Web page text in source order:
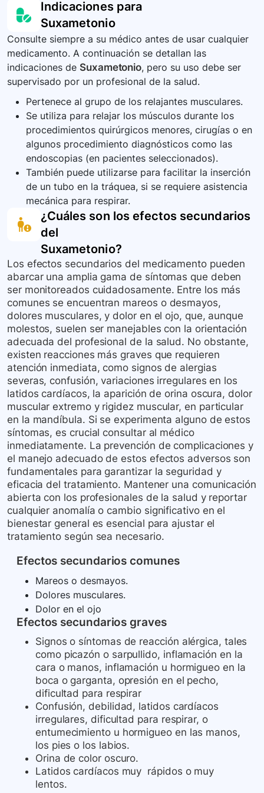
situación.
los medicamentos, vitaminas y suplementos que
esté tomando, ya que pueden interactuar con el
suxametonio. Su médico puede necesitar
ajustar las dosis de sus medicamentos para
evitar efectos secundarios.
Indicaciones para
Suxametonio
Consulte siempre a su médico antes de usar cualquier
medicamento. A continuación se detallan las
indicaciones de Suxametonio, pero su uso debe ser
supervisado por un profesional de la salud.
Pertenece al grupo de los relajantes musculares.
Se utiliza para relajar los músculos durante los
procedimientos quirúrgicos menores, cirugías o en
algunos procedimiento diagnósticos como las
endoscopias (en pacientes seleccionados).
También puede utilizarse para facilitar la inserción
de un tubo en la tráquea, si se requiere asistencia
mecánica para respirar.
¿Cuáles son los efectos secundarios
del
Suxametonio?
Los efectos secundarios del medicamento pueden
abarcar una amplia gama de síntomas que deben
ser monitoreados cuidadosamente. Entre los más
comunes se encuentran mareos o desmayos,
dolores musculares, y dolor en el ojo, que, aunque
molestos, suelen ser manejables con la orientación
adecuada del profesional de la salud. No obstante,
existen reacciones más graves que requieren
atención inmediata, como signos de alergias
severas, confusión, variaciones irregulares en los
latidos cardíacos, la aparición de orina oscura, dolor
muscular extremo y rigidez muscular, en particular
en la mandíbula. Si se experimenta alguno de estos
síntomas, es crucial consultar al médico
inmediatamente. La prevención de complicaciones y
el manejo adecuado de estos efectos adversos son
fundamentales para garantizar la seguridad y
eficacia del tratamiento. Mantener una comunicación
abierta con los profesionales de la salud y reportar
cualquier anomalía o cambio significativo en el
bienestar general es esencial para ajustar el
tratamiento según sea necesario.
Efectos secundarios comunes
Mareos o desmayos.
Dolores musculares.
Dolor en el ojo
Efectos secundarios graves
Signos o síntomas de reacción alérgica, tales
como picazón o sarpullido, inflamación en la
cara o manos, inflamación u hormigueo en la
boca o garganta, opresión en el pecho,
dificultad para respirar
Confusión, debilidad, latidos cardíacos
irregulares, dificultad para respirar, o
entumecimiento u hormigueo en las manos,
los pies o los labios.
Orina de color oscuro.
Latidos cardíacos muy rápidos o muy
lentos.